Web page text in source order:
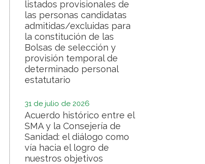
listados provisionales de
las personas candidatas
admitidas/excluidas para
la constitución de las
Bolsas de selección y
provisión temporal de
determinado personal
estatutario
31 de julio de 2026
Acuerdo histórico entre el
SMA y la Consejería de
Sanidad: el diálogo como
vía hacia el logro de
nuestros objetivos